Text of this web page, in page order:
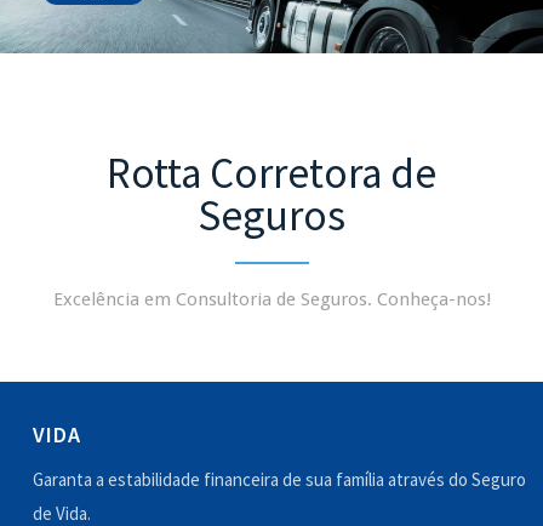
Rotta Corretora de
Seguros
Excelência em Consultoria de Seguros. Conheça-nos!
VIDA
Garanta a estabilidade financeira de sua família através do Seguro
de Vida.